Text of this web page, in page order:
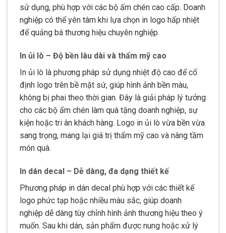
sử dụng, phù hợp với các bộ ấm chén cao cấp. Doanh
nghiệp có thể yên tâm khi lựa chọn in logo hấp nhiệt
để quảng bá thương hiệu chuyên nghiệp.
In ủi lò – Độ bền lâu dài và thẩm mỹ cao
In ủi lò là phương pháp sử dụng nhiệt độ cao để cố
định logo trên bề mặt sứ, giúp hình ảnh bền màu,
không bị phai theo thời gian. Đây là giải pháp lý tưởng
cho các bộ ấm chén làm quà tặng doanh nghiệp, sự
kiện hoặc tri ân khách hàng. Logo in ủi lò vừa bền vừa
sang trọng, mang lại giá trị thẩm mỹ cao và nâng tầm
món quà.
In dán decal – Dễ dàng, đa dạng thiết kế
Phương pháp in dán decal phù hợp với các thiết kế
logo phức tạp hoặc nhiều màu sắc, giúp doanh
nghiệp dễ dàng tùy chỉnh hình ảnh thương hiệu theo ý
muốn. Sau khi dán, sản phẩm được nung hoặc xử lý